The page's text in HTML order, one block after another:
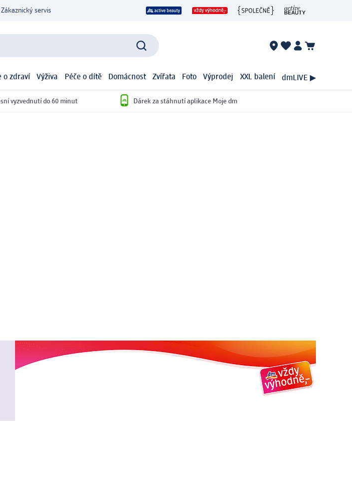
Zákaznický servis
o zdraví Výživa Péče o dítě Domácnost Zvířata Foto Výprodej XXL balení dmLIVE ▶
vyzvednutí do 60 minut Dárek za stáhnutí aplikace Moje dm